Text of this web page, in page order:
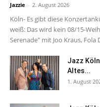
Jazzie - 2. August 2026
Köln- Es gibt diese
weiß: Das wird kein 08/15-
Serenade" mit Joo Kraus, Fola
Jazz
Altes...
1. August